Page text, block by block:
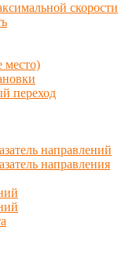
скорости
место)
переход
направлений
направления